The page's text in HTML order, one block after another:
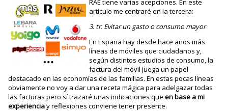
RAE tiene varias acepciones. En este
artículo me centraré en la tercera:
3. tr. Evitar un gasto o consumo mayor
En España hay desde hace años más
líneas de móviles que ciudadanos y,
según distintos estudios de consumo, la
factura del móvil juega un papel
destacado en las economías de las familias. En estas pocas líneas
obviamente no voy a dar una receta mágica para adelgazar todas
las facturas pero sí trazaré unas indicaciones queen base a mi
experienciay reflexiones conviene tener presente.